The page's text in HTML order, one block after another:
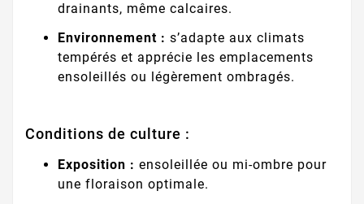
drainants, même calcaires.
Environnement : s’adapte aux climats
tempérés et apprécie les emplacements
ensoleillés ou légèrement ombragés.
Conditions de culture :
Exposition : ensoleillée ou mi-ombre pour
une floraison optimale.